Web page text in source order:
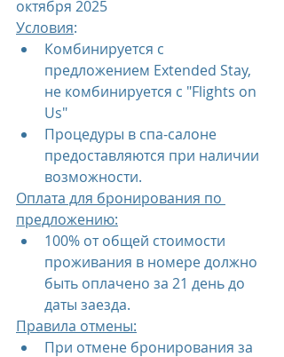
октября 2025
Условия:
Комбинируется с
предложением Extended Stay,
не комбинируется с "Flights on
Us"
Процедуры в спа-салоне
предоставляются при наличии
возможности.
Оплата для бронирования по
предложению:
100% от общей стоимости
проживания в номере должно
быть оплачено за 21 день до
даты заезда.
Правила отмены:
При отмене бронирования за